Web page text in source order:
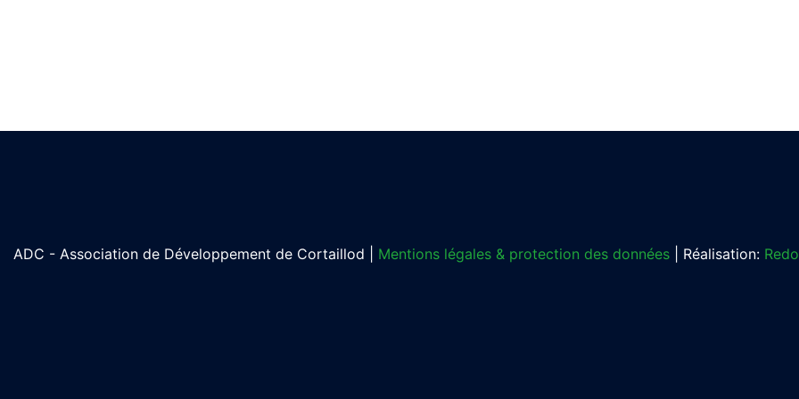
ADC - Association de Développement de Cortaillod | Mentions légales & protection des données | Réalisation: